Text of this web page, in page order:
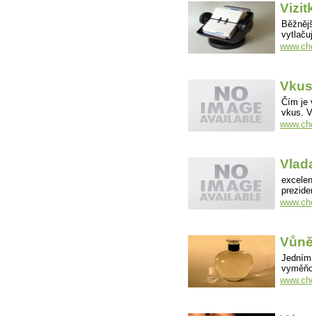
Vkus
Čím je
vkus.